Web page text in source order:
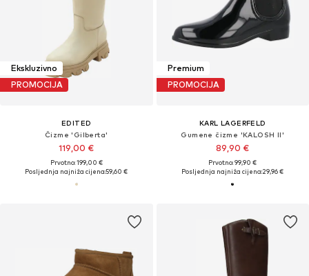
Ekskluzivno
PROMOCIJA
EDITED
Čizme 'Gilberta'
119,00 €
Prvotno: 199,00 €
Posljednja najniža cijena:59,60 €
Premium
PROMOCIJA
KARL LAGERFELD
Gumene čizme 'KALOSH II'
89,90 €
Prvotno: 99,90 €
Posljednja najniža cijena:29,96 €